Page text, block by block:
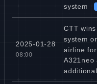
system
2025-01-28
08:00
CTT
system
airline
A321neo